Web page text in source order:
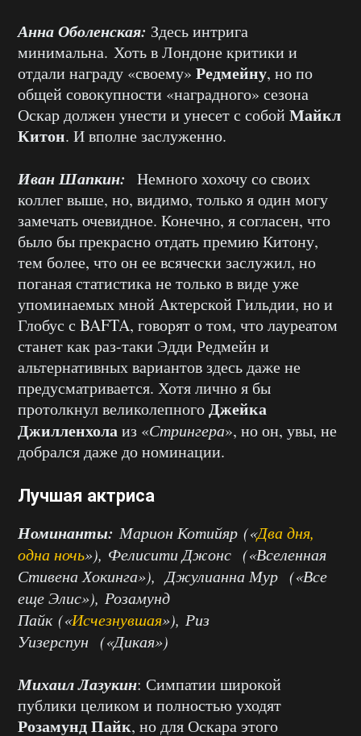
Анна Оболенская: Здесь интрига
минимальна. Хоть в Лондоне критики и
отдали награду «своему» Редмейну, но по
общей совокупности «наградного» сезона
Оскар должен унести и унесет с собой Майкл
Китон. И вполне заслуженно.
Иван Шапкин: Немного хохочу со своих
коллег выше, но, видимо, только я один могу
замечать очевидное. Конечно, я согласен, что
было бы прекрасно отдать премию Китону,
тем более, что он ее всячески заслужил, но
поганая статистика не только в виде уже
упоминаемых мной Актерской Гильдии, но и
Глобус с BAFTA, говорят о том, что лауреатом
станет как раз-таки Эдди Редмейн и
альтернативных вариантов здесь даже не
предусматривается. Хотя лично я бы
протолкнул великолепногоДжейка
Джилленхолаиз «Стрингера», но он, увы, не
добрался даже до номинации.
Лучшая актриса
Номинанты: Марион Котийяр («Два дня,
одна ночь»), Фелисити Джонс («Вселенная
Стивена Хокинга»), Джулианна Мур («Все
еще Элис»), Розамунд
Пайк («Исчезнувшая»), Риз
Уизерспун («Дикая»)
Михаил Лазукин: Симпатии широкой
публики целиком и полностью уходят
Розамунд Пайк, но для Оскара этого